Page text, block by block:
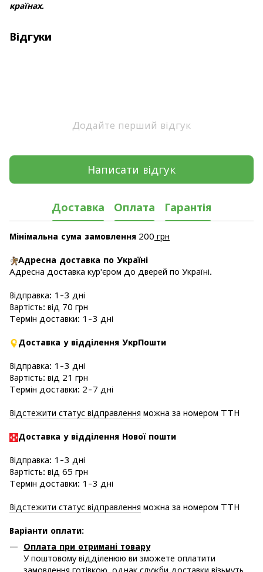
країнах.
Відгуки
Додайте перший відгук
Написати відгук
Доставка Оплата Гарантія
Мінімальна сума замовлення 200 грн
Адресна доставка по Україні
Адресна доставка кур'єром до дверей по Україні.
Відправка: 1-3 дні
Вартість: від 70 грн
Термін доставки: 1-3 дні
Доставка у відділення УкрПошти
Відправка: 1-3 дні
Вартість: від 21 грн
Термін доставки: 2-7 дні
Відстежити статус відправлення можна за номером ТТН
Доставка у відділення Нової пошти
Відправка: 1-3 дні
Вартість: від 65 грн
Термін доставки: 1-3 дні
Відстежити статус відправлення можна за номером ТТН
Варіанти оплати:
Оплата при отримані товару
У поштовому відділенюю ви зможете оплатити